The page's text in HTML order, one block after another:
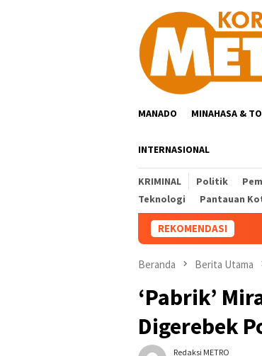
MANADO MINAHASA &
INTERNASIONAL
KRIMINAL Politik
Teknologi
Pantauan
REKOMENDASI
Beranda Berita Utama
‘Pabrik’
Digerebek
Redaksi METRO